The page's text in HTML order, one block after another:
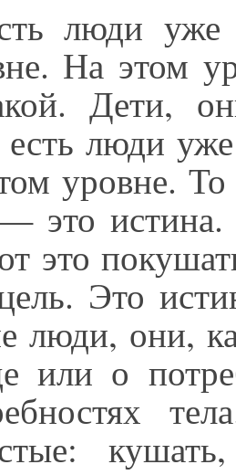
люди уже
На этом
Дети,
есть люди
уровне.
это истина.
это
Это
люди, они,
или о